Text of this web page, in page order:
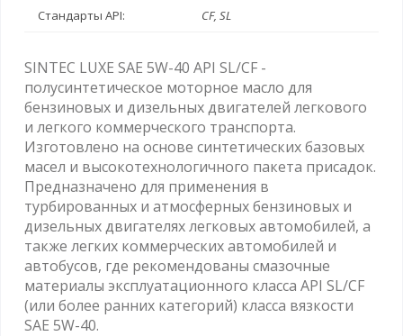
Стандарты API: CF, SL
SINTEC LUXE SAE 5W-40 API SL/CF -
полусинтетическое моторное масло для
бензиновых и дизельных двигателей легкового
и легкого коммерческого транспорта.
Изготовлено на основе синтетических базовых
масел и высокотехнологичного пакета присадок.
Предназначено для применения в
турбированных и атмосферных бензиновых и
дизельных двигателях легковых автомобилей, а
также легких коммерческих автомобилей и
автобусов, где рекомендованы смазочные
материалы эксплуатационного класса API SL/CF
(или более ранних категорий) класса вязкости
SAE 5W-40.